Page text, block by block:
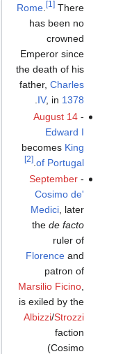
Rome. [1]There
has been no
crowned
Emperor since
the death of his
father, Charles
IV, in 1378
August 14-
Edward I
becomes King
of Portugal
.
[2]
September-
Cosimo de'
Medici, later
the de facto
ruler of
Florenceand
patron of
Marsilio Ficino,
is exiled by the
Albizzi/Strozzi
faction
(Cosimo